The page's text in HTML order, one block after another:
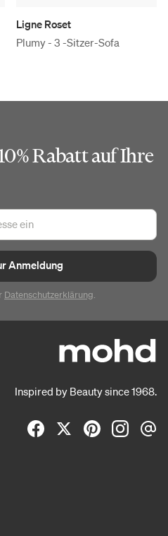
Ligne Roset
Plumy - 3 -Sitzer-Sofa
Rabatt auf Ihre
Anmeldung
Datenschutzerklärung.
Inspired by Beauty since 1968.